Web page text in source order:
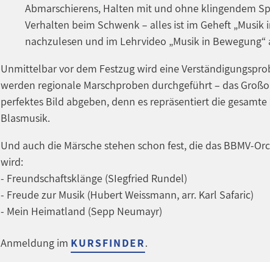
Abmarschierens, Halten mit und ohne klingendem
Verhalten beim Schwenk – alles ist im Geheft „Musik
nachzulesen und im Lehrvideo „Musik in Bewegung“
Unmittelbar vor dem Festzug wird eine
werden regionale Marschproben durchgeführt – das
perfektes Bild abgeben, denn es repräsentiert die gesamte
Blasmusik.
Und auch die Märsche stehen schon fest, die das BBMV-
wird:
- Freundschaftsklänge (SIegfried Rundel)
- Freude zur Musik (Hubert Weissmann, arr. Karl Safaric)
- Mein Heimatland (Sepp Neumayr)
Anmeldung im KURSFINDER.